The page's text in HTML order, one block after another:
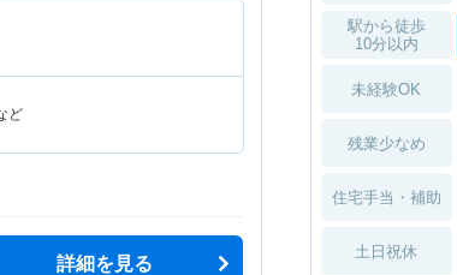
ど
詳細を見る
駅から徒歩
10分以内
未経験OK
残業少なめ
住宅手当・補助
土日祝休